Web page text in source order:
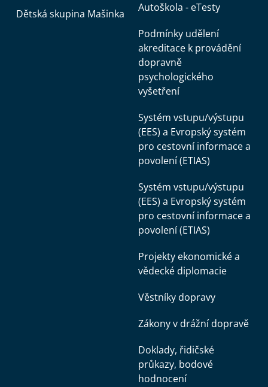
Dětská skupina Mašinka
Autoškola - eTesty
Podmínky udělení
akreditace k provádění
dopravně
psychologického
vyšetření
Systém vstupu/výstupu
(EES) a Evropský systém
pro cestovní informace a
povolení (ETIAS)
Systém vstupu/výstupu
(EES) a Evropský systém
pro cestovní informace a
povolení (ETIAS)
Projekty ekonomické a
vědecké diplomacie
Věstníky dopravy
Zákony v drážní dopravě
Doklady, řidičské
průkazy, bodové
hodnocení